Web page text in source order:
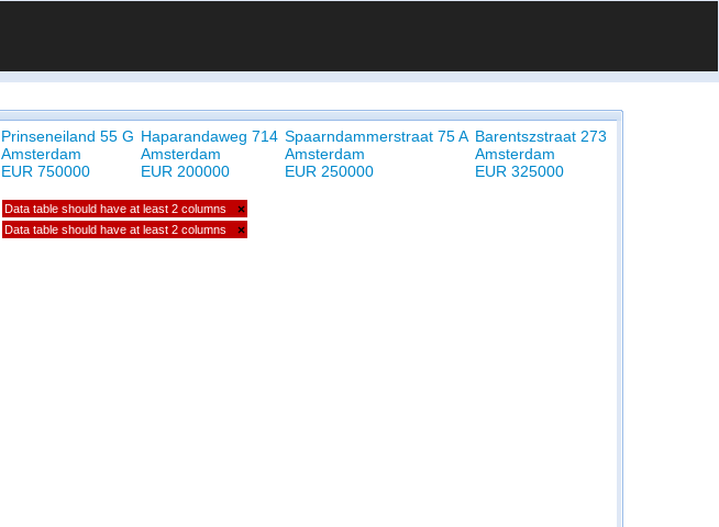
Prinseneiland 55 G
Amsterdam
EUR 750000
Haparandaweg 714
Amsterdam
EUR 200000
Spaarndammerstraat 75 A
Amsterdam
EUR 250000
Barentszstraat 273
Amsterdam
EUR 325000
Data table should have at least 2 columns ×
Data table should have at least 2 columns ×